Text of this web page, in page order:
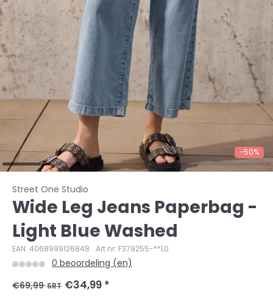
-50%
Street One Studio
Wide Leg Jeans Paperbag -
Light Blue Washed
EAN: 4068999126848 Art.nr: F379255-**L0
0 beoordeling (en)
€69,99SRT €34,99 *